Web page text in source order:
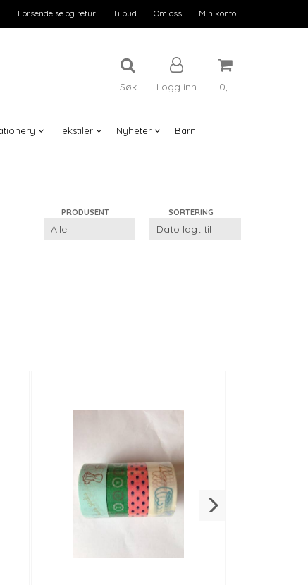
Forsendelse og retur Tilbud Om oss Min konto
Søk Logg inn 0,-
Tekstiler Nyheter Barn
PRODUSENT SORTERING